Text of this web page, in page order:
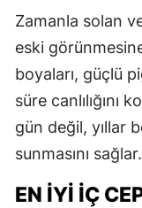
Zamanla solan
eski
boyaları, güçlü
süre canlılığını
gün değil, yıllar
sunmasını sağlar.
EN İYI İÇ